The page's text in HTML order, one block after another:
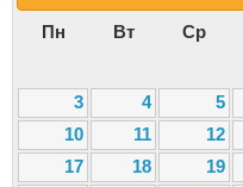
Пн Вт Ср
3
4 5
10
11 12
17
18 19